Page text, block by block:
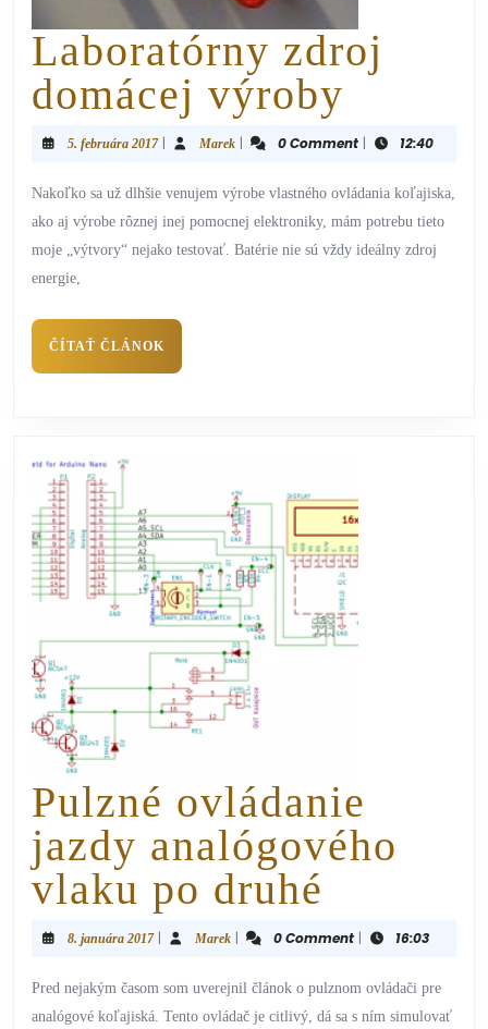
Laboratórny zdroj
domácej výroby
5. februára 2017 | Marek | 0 Comment | 12:40
Nakoľko sa už dlhšie venujem výrobe vlastného ovládania koľajiska,
ako aj výrobe rôznej inej pomocnej elektroniky, mám potrebu tieto
moje „výtvory“ nejako testovať. Batérie nie sú vždy ideálny zdroj
energie,
ČÍTAŤ ČLÁNOK
Pulzné ovládanie
jazdy analógového
vlaku po druhé
8. januára 2017 | Marek | 0 Comment | 16:03
Pred nejakým časom som uverejnil článok o pulznom ovládači pre
analógové koľajiská. Tento ovládač je citlivý, dá sa s ním simulovať